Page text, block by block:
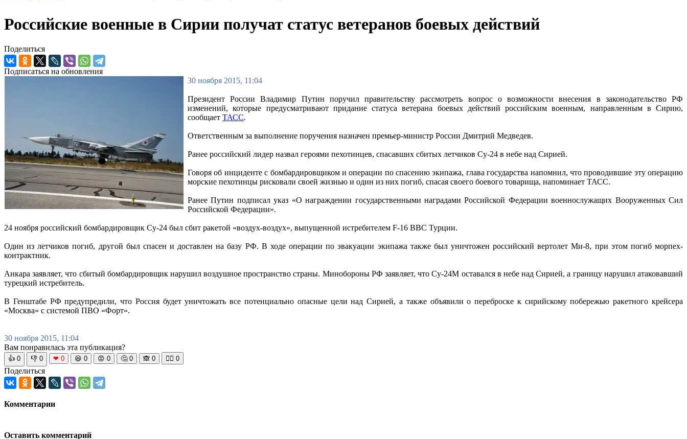
Российские военные в Сирии получат статус ветеранов боевых действий
Поделиться
Подписаться на обновления
30 ноября 2015, 11:04
Президент России Владимир Путин поручил правительству рассмотреть вопрос о возможности внесения в законодательство РФ
изменений, которые предусматривают придание статуса ветерана боевых действий российским военным, направленным в Сирию,
сообщает ТАСС.
Ответственным за выполнение поручения назначен премьер-министр России Дмитрий Медведев.
Ранее российский лидер назвал героями пехотинцев, спасавших сбитых летчиков Су-24 в небе над Сирией.
Говоря об инциденте с бомбардировщиком и операции по спасению экипажа, глава государства напомнил, что проводившие эту операцию
морские пехотинцы рисковали своей жизнью и один из них погиб, спасая своего боевого товарища, напоминает ТАСС.
Ранее Путин подписал указ «О награждении государственными наградами Российской Федерации военнослужащих Вооруженных Сил
Российской Федерации».
24 ноября российский бомбардировщик Су-24 был сбит ракетой «воздух-воздух», выпущенной истребителем F-16 ВВС Турции.
Один из летчиков погиб, другой был спасен и доставлен на базу РФ. В ходе операции по эвакуации экипажа также был уничтожен российский вертолет Ми-8, при этом погиб морпех-
контрактник.
Анкара заявляет, что сбитый бомбардировщик нарушил воздушное пространство страны. Минобороны РФ заявляет, что Су-24М оставался в небе над Сирией, а границу нарушил атаковавший
турецкий истребитель.
В Генштабе РФ предупредили, что Россия будет уничтожать все потенциально опасные цели над Сирией, а также объявили о переброске к сирийскому побережью ракетного крейсера
«Москва» с системой ПВО «Форт».
30 ноября 2015, 11:04
Вам понравилась эта публикация?
👍 0 👎 0 ❤ 0 😆 0 😡 0 🤔 0 🙈 0 🧘‍♀️ 0
Поделиться
Комментарии
Оставить комментарий